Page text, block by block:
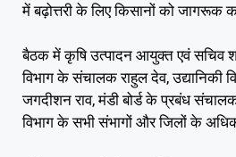
में बढ़ोत्तरी के लिए किसानों को जागरूक
बैठक में कृषि उत्पादन आयुक्त एवं सचिव
विभाग के संचालक राहुल देव, उद्यानिकी
जगदीशन राव, मंडी बोर्ड के प्रबंध
विभाग के सभी संभागों और जिलों के